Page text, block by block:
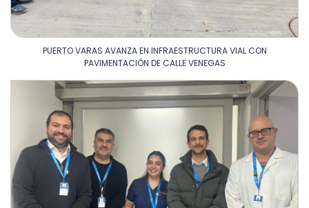
PUERTO VARAS AVANZA EN INFRAESTRUCTURA VIAL CON
PAVIMENTACIÓN DE CALLE VENEGAS